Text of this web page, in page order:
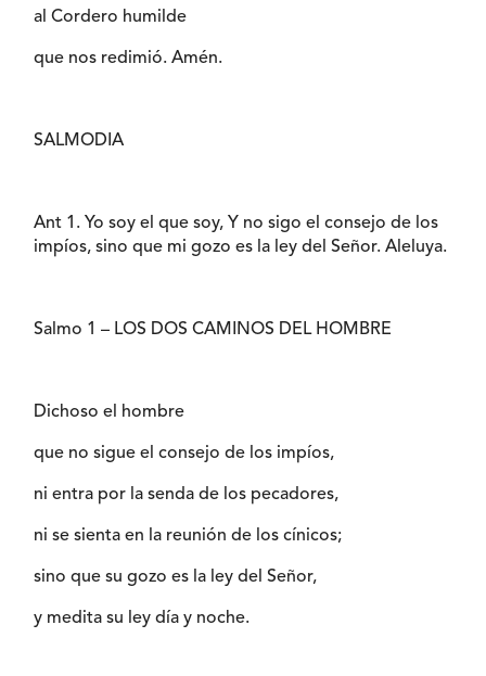
al Cordero humilde
que nos redimió. Amén.
SALMODIA
Ant 1. Yo soy el que soy, Y no sigo el consejo de los
impíos, sino que mi gozo es la ley del Señor. Aleluya.
Salmo 1 – LOS DOS CAMINOS DEL HOMBRE
Dichoso el hombre
que no sigue el consejo de los impíos,
ni entra por la senda de los pecadores,
ni se sienta en la reunión de los cínicos;
sino que su gozo es la ley del Señor,
y medita su ley día y noche.